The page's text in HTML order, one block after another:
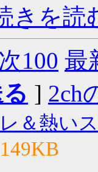
きを読
次100 最
] 2ch
＆熱い